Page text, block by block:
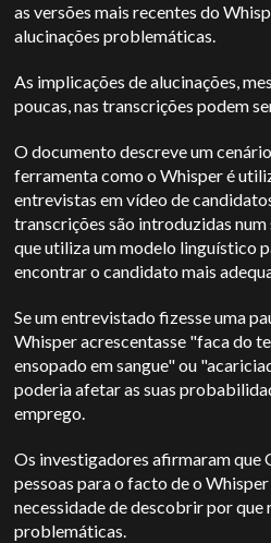
as versões mais recentes do
alucinações problemáticas.
As implicações de alucinações,
poucas, nas transcrições podem
O documento descreve um
ferramenta como o Whisper é
entrevistas em vídeo de
transcrições são introduzidas
que utiliza um modelo linguístico
encontrar o candidato mais
Se um entrevistado fizesse uma
Whisper acrescentasse "faca do
ensopado em sangue" ou
poderia afetar as suas
emprego.
Os investigadores afirmaram que
pessoas para o facto de o
necessidade de descobrir por que
problemáticas.